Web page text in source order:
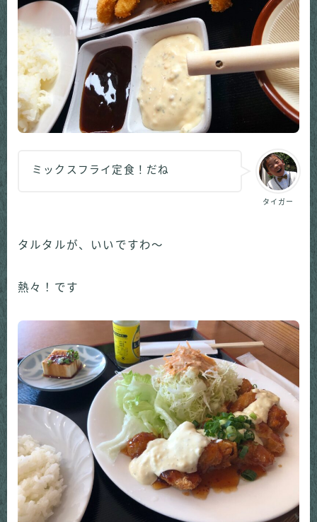
タイガー
ミックスフライ定食！だね
タルタルが、いいですわ～
熱々！です